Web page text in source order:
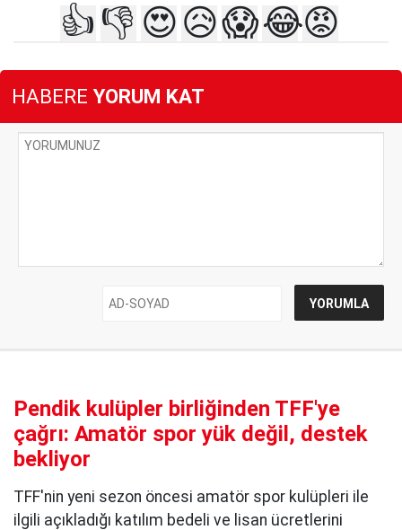
👍 👎 😍😥😱😂😡
HABERE YORUM KAT
Pendik kulüpler birliğinden TFF'ye
çağrı: Amatör spor yük değil, destek
bekliyor
TFF'nin yeni sezon öncesi amatör spor kulüpleri ile
ilgili açıkladığı katılım bedeli ve lisan ücretlerini